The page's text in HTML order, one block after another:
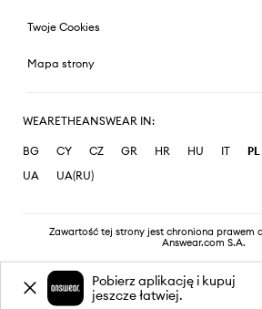
Twoje Cookies
Mapa strony
WEARETHEANSWEAR IN:
BG CY CZ GR HR HU IT PL
UA
UA(RU)
Zawartość tej strony jest chroniona prawem
Answear.com S.A.
Pobierz aplikację i kupuj
jeszcze łatwiej.